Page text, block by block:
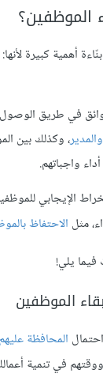
الموظفين؟
أهمية كبيرة لأنها:
في طريق
، وكذلك بين
واجباتهم.
الإيجابي
مثل الاحتفاظ
يلي!
الموظفين
المحافظة
ووقتهم في